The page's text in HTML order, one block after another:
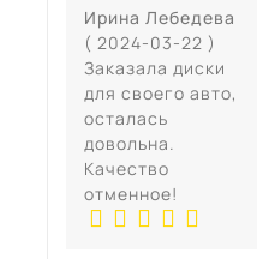
Ирина Лебедева
( 2024-03-22 )
Заказала диски
для своего авто,
осталась
довольна.
Качество
отменное!